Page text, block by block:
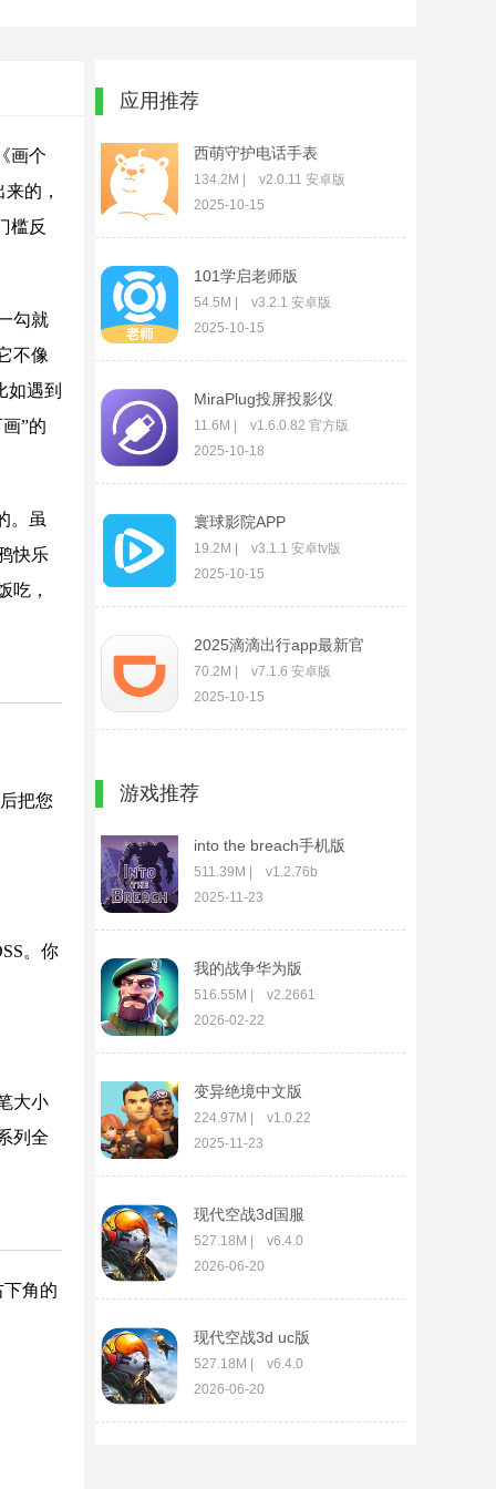
画个
的，
槛反
勾就
不像
如遇到
”的
。虽
快乐
吃，
把您
。你
大小
列全
角的
应用推荐
西萌守护电话手表
134.2M | v2.0.11 安卓版
2025-10-15
101学启老师版
54.5M | v3.2.1 安卓版
2025-10-15
MiraPlug投屏投影仪
11.6M | v1.6.0.82 官方版
2025-10-18
寰球影院APP
19.2M | v3.1.1 安卓tv版
2025-10-15
2025滴滴出行app最新官
方
70.2M | v7.1.6 安卓版
2025-10-15
79.5M | v5.1.66 官方安卓版
游戏推荐
into the breach手机版
(陷阵之志)
511.39M | v1.2.76b
2025-11-23
我的战争华为版
516.55M | v2.2661
2026-02-22
变异绝境中文版
224.97M | v1.0.22
2025-11-23
现代空战3d国服
527.18M | v6.4.0
2026-06-20
现代空战3d uc版
527.18M | v6.4.0
2026-06-20